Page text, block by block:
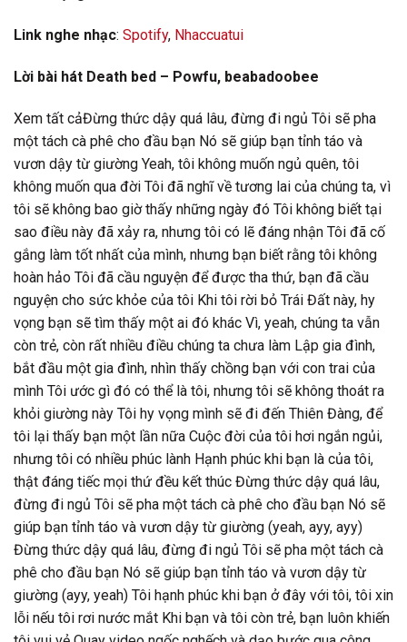
Link nghe nhạc: Spotify, Nhaccuatui
Lời bài hát Death bed – Powfu, beabadoobee
Xem tất cảĐừng thức dậy quá lâu, đừng đi ngủ Tôi sẽ pha
một tách cà phê cho đầu bạn Nó sẽ giúp bạn tỉnh táo và
vươn dậy từ giường Yeah, tôi không muốn ngủ quên, tôi
không muốn qua đời Tôi đã nghĩ về tương lai của chúng ta, vì
tôi sẽ không bao giờ thấy những ngày đó Tôi không biết tại
sao điều này đã xảy ra, nhưng tôi có lẽ đáng nhận Tôi đã cố
gắng làm tốt nhất của mình, nhưng bạn biết rằng tôi không
hoàn hảo Tôi đã cầu nguyện để được tha thứ, bạn đã cầu
nguyện cho sức khỏe của tôi Khi tôi rời bỏ Trái Đất này, hy
vọng bạn sẽ tìm thấy một ai đó khác Vì, yeah, chúng ta vẫn
còn trẻ, còn rất nhiều điều chúng ta chưa làm Lập gia đình,
bắt đầu một gia đình, nhìn thấy chồng bạn với con trai của
mình Tôi ước gì đó có thể là tôi, nhưng tôi sẽ không thoát ra
khỏi giường này Tôi hy vọng mình sẽ đi đến Thiên Đàng, để
tôi lại thấy bạn một lần nữa Cuộc đời của tôi hơi ngắn ngủi,
nhưng tôi có nhiều phúc lành Hạnh phúc khi bạn là của tôi,
thật đáng tiếc mọi thứ đều kết thúc Đừng thức dậy quá lâu,
đừng đi ngủ Tôi sẽ pha một tách cà phê cho đầu bạn Nó sẽ
giúp bạn tỉnh táo và vươn dậy từ giường (yeah, ayy, ayy)
Đừng thức dậy quá lâu, đừng đi ngủ Tôi sẽ pha một tách cà
phê cho đầu bạn Nó sẽ giúp bạn tỉnh táo và vươn dậy từ
giường (ayy, yeah) Tôi hạnh phúc khi bạn ở đây với tôi, tôi xin
lỗi nếu tôi rơi nước mắt Khi bạn và tôi còn trẻ, bạn luôn khiến